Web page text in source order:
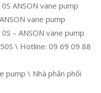
ANSON vane pump
vane pump
– ANSON vane pump
\ Hotline: 09 69 09 88
pump \ Nhà phân phối